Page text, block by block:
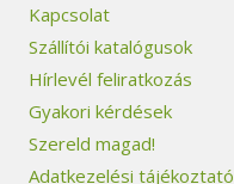
Kapcsolat
Szállítói katalógusok
Hírlevél feliratkozás
Gyakori kérdések
Szereld magad!
Adatkezelési tájékoztató